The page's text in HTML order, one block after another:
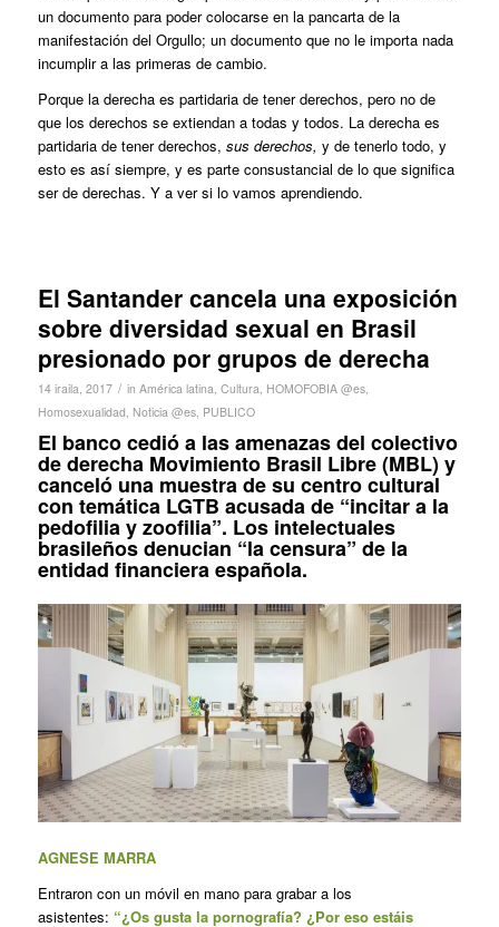
un documento para poder colocarse en la pancarta de la
manifestación del Orgullo; un documento que no le importa nada
incumplir a las primeras de cambio.
Porque la derecha es partidaria de tener derechos, pero no de
que los derechos se extiendan a todas y todos. La derecha es
partidaria de tener derechos, sus derechos, y de tenerlo todo, y
esto es así siempre, y es parte consustancial de lo que significa
ser de derechas. Y a ver si lo vamos aprendiendo.
El Santander cancela una exposición
sobre diversidad sexual en Brasil
presionado por grupos de derecha
14 iraila, 2017 / in América latina Cultura HOMOFOBIA @es,
Homosexualidad Noticia @es, PUBLICO
El banco cedió a las amenazas del colectivo
de derecha Movimiento Brasil Libre (MBL) y
canceló una muestra de su centro cultural
con temática LGTB acusada de “incitar a la
pedofilia y zoofilia”. Los intelectuales
brasileños denucian “la censura” de la
entidad financiera española.
AGNESE MARRA
Entraron con un móvil en mano para grabar a los
asistentes: “¿Os gusta la pornografía? ¿Por eso estáis